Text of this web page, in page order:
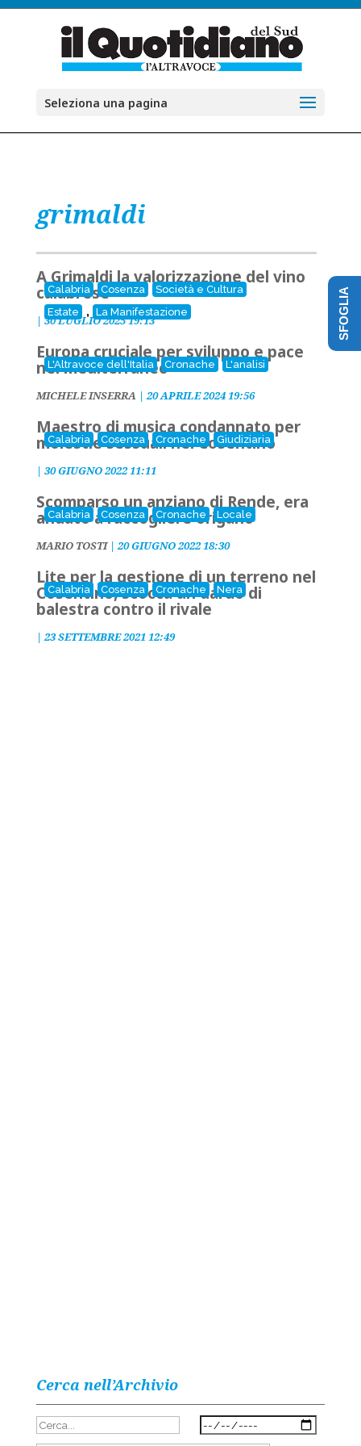
Seleziona una pagina
grimaldi
Calabria Cosenza
Società e Cultura
Estate
, La Manifestazione
A Grimaldi la valorizzazione del vino
calabrese
| 30 LUGLIO 2025 19:13
L'Altravoce dell'Italia Cronache L'analisi
Europa cruciale per sviluppo e pace
nel mediterraneo
MICHELE INSERRA| 20 APRILE 2024 19:56
Calabria Cosenza Cronache Giudiziaria
Maestro di musica condannato per
molestie sessuali nel Cosentino
| 30 GIUGNO 2022 11:11
Calabria Cosenza Cronache Locale
Scomparso un anziano di Rende, era
andato a raccogliere origano
MARIO TOSTI| 20 GIUGNO 2022 18:30
Calabria Cosenza Cronache Nera
Lite per la gestione di un terreno nel
Cosentino, scocca un dardo di
balestra contro il rivale
| 23 SETTEMBRE 2021 12:49
Cerca nell’Archivio
SFOGLIA